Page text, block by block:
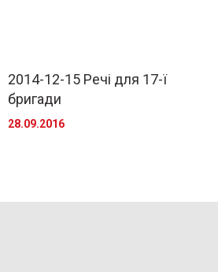
2014-12-15 Речі для 17-ї
бригади
28.09.2016